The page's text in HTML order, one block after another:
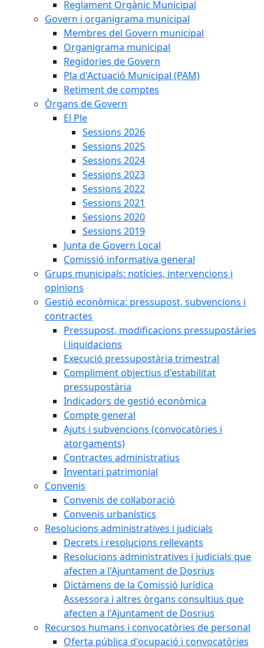
Reglament Orgànic Municipal
Govern i organigrama municipal
Membres del Govern municipal
Organigrama municipal
Regidories de Govern
Pla d'Actuació Municipal (PAM)
Retiment de comptes
Òrgans de Govern
El Ple
Sessions 2026
Sessions 2025
Sessions 2024
Sessions 2023
Sessions 2022
Sessions 2021
Sessions 2020
Sessions 2019
Junta de Govern Local
Comissió informativa general
Grups municipals: notícies, intervencions i
opinions
Gestió econòmica: pressupost, subvencions i
contractes
Pressupost, modificacions pressupostàries
i liquidacions
Execució pressupostària trimestral
Compliment objectius d'estabilitat
pressupostària
Indicadors de gestió econòmica
Compte general
Ajuts i subvencions (convocatòries i
atorgaments)
Contractes administratius
Inventari patrimonial
Convenis
Convenis de col·laboració
Convenis urbanístics
Resolucions administratives i judicials
Decrets i resolucions rellevants
Resolucions administratives i judicials que
afecten a l'Ajuntament de Dosrius
Dictàmens de la Comissió Jurídica
Assessora i altres òrgans consultius que
afecten a l'Ajuntament de Dosrius
Recursos humans i convocatòries de personal
Oferta pública d'ocupació i convocatòries